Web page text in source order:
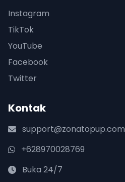
Instagram
TikTok
YouTube
Facebook
Twitter
Kontak
support@zonatopup.com
+628970028769
Buka 24/7